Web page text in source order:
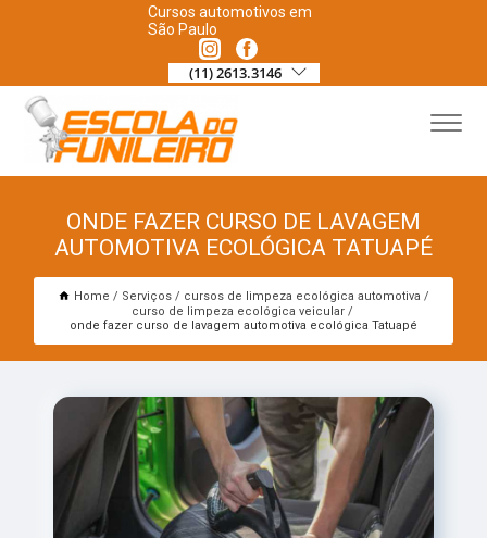
Cursos automotivos em
São Paulo
(11) 2613.3146
ONDE FAZER CURSO DE LAVAGEM
AUTOMOTIVA ECOLÓGICA TATUAPÉ
Home Serviços
cursos de limpeza ecológica automotiva
curso de limpeza ecológica veicular
onde fazer curso de lavagem automotiva ecológica Tatuapé